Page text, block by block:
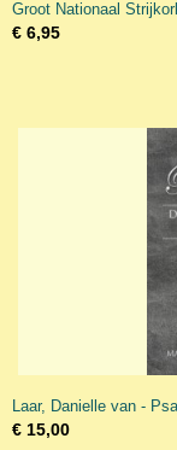
Groot Nationaal
€ 6,95
Laar, Danielle van -
€ 15,00